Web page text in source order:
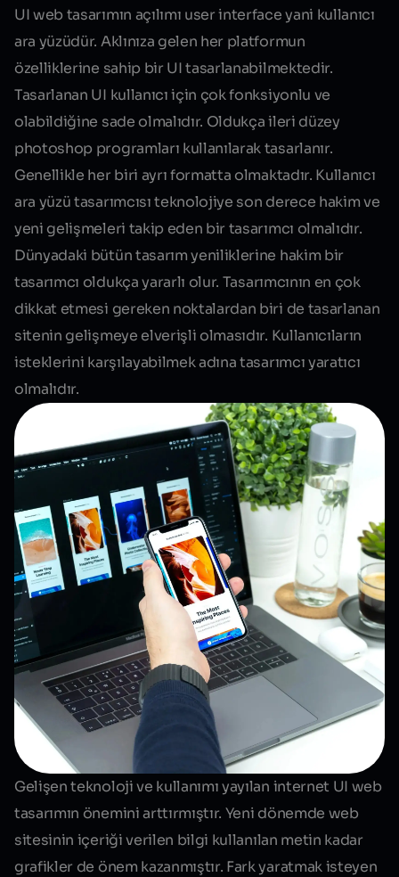
UI web tasarımın açılımı user interface yani kullanıcı
ara yüzüdür. Aklınıza gelen her platformun
özelliklerine sahip bir UI tasarlanabilmektedir.
Tasarlanan UI kullanıcı için çok fonksiyonlu ve
olabildiğine sade olmalıdır. Oldukça ileri düzey
photoshop programları kullanılarak tasarlanır.
Genellikle her biri ayrı formatta olmaktadır. Kullanıcı
ara yüzü tasarımcısı teknolojiye son derece hakim ve
yeni gelişmeleri takip eden bir tasarımcı olmalıdır.
Dünyadaki bütün tasarım yeniliklerine hakim bir
tasarımcı oldukçayararlı olur. Tasarımcının en çok
dikkat etmesi gereken noktalardan biri de tasarlanan
sitenin gelişmeye elverişli olmasıdır. Kullanıcıların
isteklerini karşılayabilmek adına tasarımcı yaratıcı
olmalıdır.
Gelişen teknoloji ve kullanımı yayılan internet UI web
tasarımın önemini arttırmıştır. Yeni dönemde web
sitesinin içeriği verilen bilgi kullanılan metin kadar
grafikler de önem kazanmıştır. Fark yaratmak isteyen